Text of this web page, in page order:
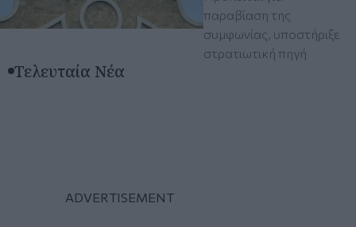
παραβίαση της
συμφωνίας, υποστήριξε
στρατιωτική πηγή
Τελευταία Νέα